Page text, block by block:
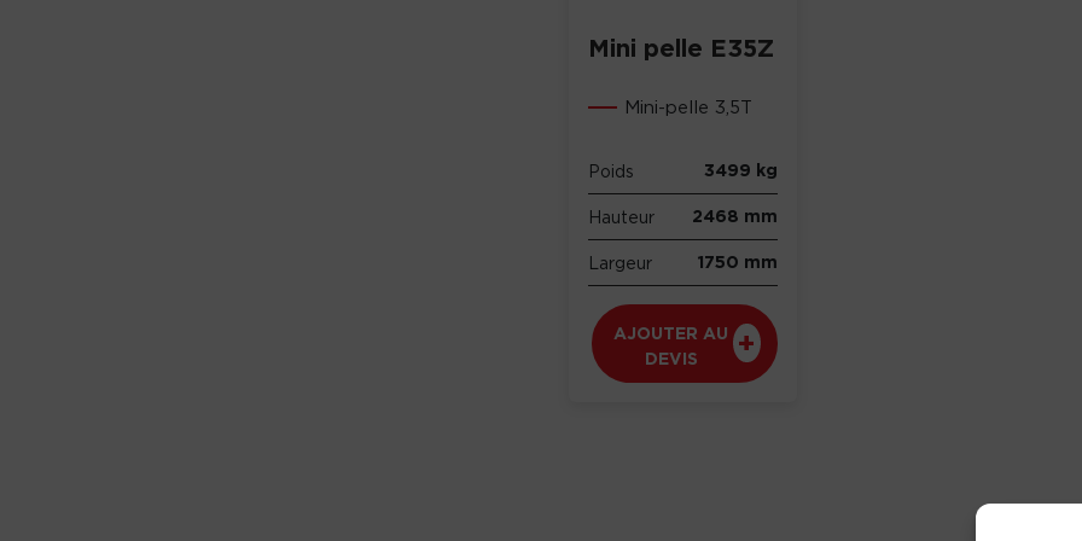
Mini pelle E35Z
Mini-pelle 3,5T
Poids 3499 kg
Hauteur 2468 mm
Largeur 1750 mm
AJOUTER AU
DEVIS